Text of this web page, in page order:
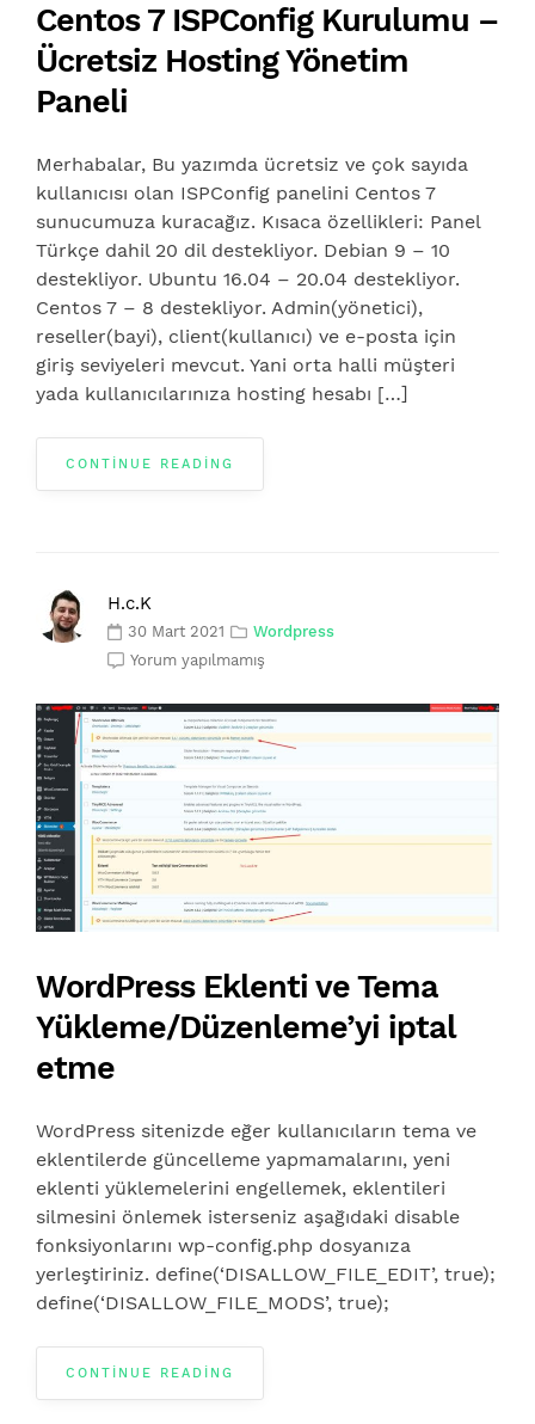
Centos 7 ISPConfig Kurulumu –
Ücretsiz Hosting Yönetim
Paneli
Merhabalar, Bu yazımda ücretsiz ve çok sayıda
kullanıcısı olan ISPConfig panelini Centos 7
sunucumuza kuracağız. Kısaca özellikleri: Panel
Türkçe dahil 20 dil destekliyor. Debian 9 – 10
destekliyor. Ubuntu 16.04 – 20.04 destekliyor.
Centos 7 – 8 destekliyor. Admin(yönetici),
reseller(bayi), client(kullanıcı) ve e-posta için
giriş seviyeleri mevcut. Yani orta halli müşteri
yada kullanıcılarınıza hosting hesabı […]
CONTINUE READING
H.c.K
30 Mart 2021
Wordpress
Yorum yapılmamış
WordPress Eklenti ve Tema
Yükleme/Düzenleme’yi iptal
etme
WordPress sitenizde eğer kullanıcıların tema ve
eklentilerde güncelleme yapmamalarını, yeni
eklenti yüklemelerini engellemek, eklentileri
silmesini önlemek isterseniz aşağıdaki disable
fonksiyonlarını wp-config.php dosyanıza
yerleştiriniz. define(‘DISALLOW_FILE_EDIT’, true);
define(‘DISALLOW_FILE_MODS’, true);
CONTINUE READING